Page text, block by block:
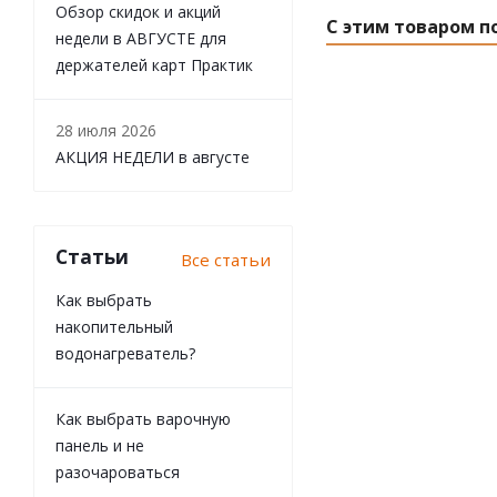
С этим товаром
Обзор скидок и акций
недели в АВГУСТЕ для
держателей карт Практик
28 июля 2026
АКЦИЯ НЕДЕЛИ в августе
Статьи Все статьи
Как выбрать
накопительный
водонагреватель?
Как выбрать варочную
панель и не
разочароваться